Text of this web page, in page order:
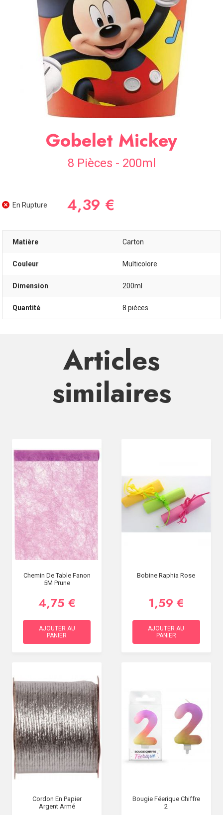
OCCASIONS
SPÉCIALES
Gobelet Mickey
8 Pièces - 200ml
En Rupture 4,39 €
Matière Carton
Couleur Multicolore
Dimension 200ml
Quantité 8 pièces
Articles
similaires
Chemin De Table Fanon
5M Prune
4,75 €
AJOUTER AU
PANIER
Bobine Raphia Rose
1,59 €
AJOUTER AU
PANIER
Cordon En Papier
Argent Armé
Bougie Féerique Chiffre
2